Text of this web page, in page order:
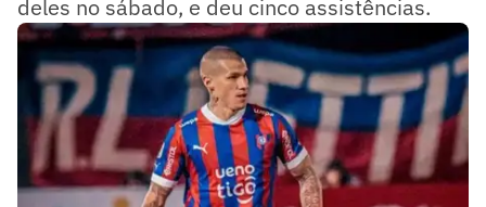
deles no sábado, e deu cinco assistências.